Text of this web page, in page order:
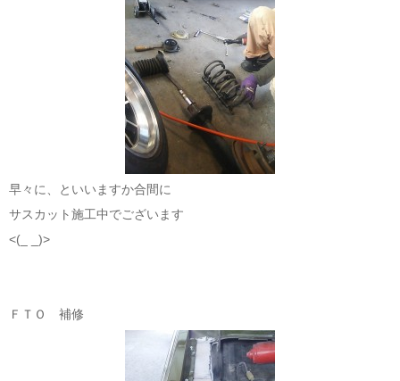
早々に、といいますか合間に
サスカット施工中でございます
<(_ _)>
ＦＴＯ 補修